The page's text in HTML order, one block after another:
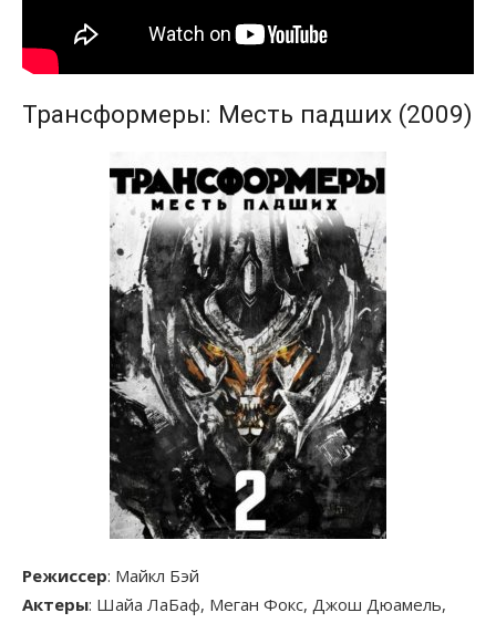
Трансформеры: Месть падших (2009)
Режиссер: Майкл Бэй
Актеры: Шайа ЛаБаф, Меган Фокс, Джош Дюамель,